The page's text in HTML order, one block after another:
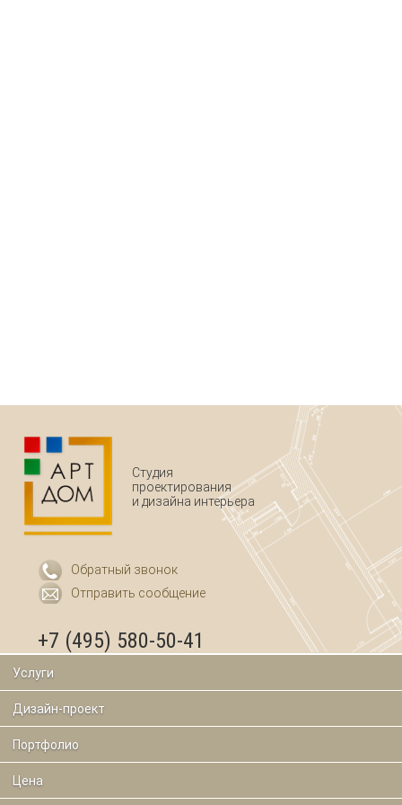
Студия
проектирования
и дизайна интерьера
Обратный звонок
Отправить сообщение
+7 (495) 580-50-41
Услуги
Дизайн-проект
Портфолио
Цена